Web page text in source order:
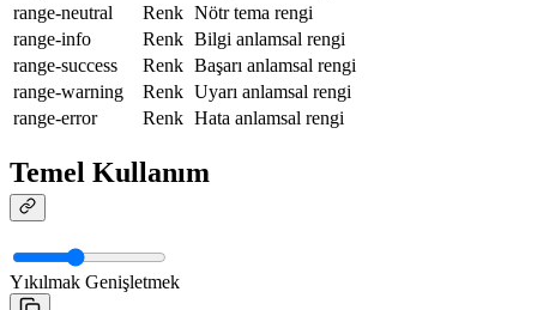
range-neutral
Renk Nötr tema rengi
range-info
Renk Bilgi anlamsal rengi
range-success
Renk Başarı anlamsal rengi
range-warning
Renk Uyarı anlamsal rengi
range-error
Renk Hata anlamsal rengi
Temel Kullanım
Yıkılmak Genişletmek